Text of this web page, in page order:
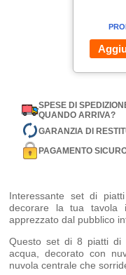
SPESE DI
QUANDO ARRIVA?
GARANZIA DI
PAGAMENTO
Interessante set di
decorare la tua tavola
apprezzato dal pubblico
Questo set di 8 piatti di
acqua, decorato con
nuvola centrale che